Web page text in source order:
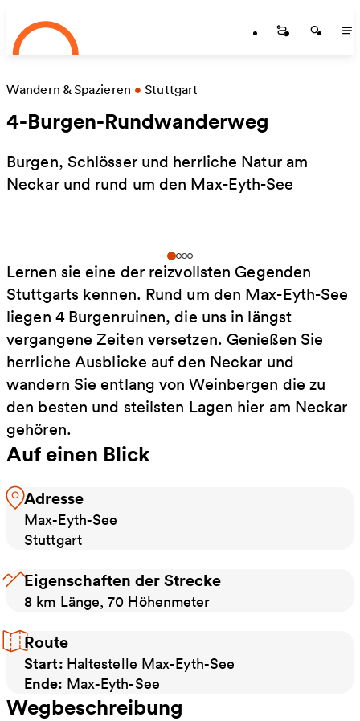
Zum Hauptinhalt springen
Startseite
Wandern & Spazieren • Stuttgart
4-Burgen-Rundwanderweg
Burgen, Schlösser und herrliche Natur am
Neckar und rund um den Max-Eyth-See
Lernen sie eine der reizvollsten Gegenden
Stuttgarts kennen. Rund um den Max-Eyth-See
liegen 4 Burgenruinen, die uns in längst
vergangene Zeiten versetzen. Genießen Sie
herrliche Ausblicke auf den Neckar und
wandern Sie entlang von Weinbergen die zu
den besten und steilsten Lagen hier am Neckar
gehören.
Auf einen Blick
Adresse
Max-Eyth-See
Stuttgart
Eigenschaften der Strecke
8 km Länge, 70 Höhenmeter
Route
Start: Haltestelle Max-Eyth-See
Ende: Max-Eyth-See
Wegbeschreibung